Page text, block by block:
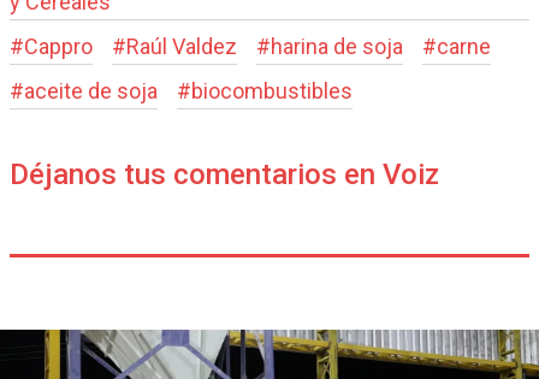
#Cappro #Raúl Valdez #harina de soja #carne
#aceite de soja #biocombustibles
Déjanos tus comentarios en Voiz